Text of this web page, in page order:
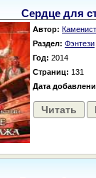
Сердце для
Автор:
Раздел: Фэнтези
Год: 2014
Страниц: 131
Дата
Читать